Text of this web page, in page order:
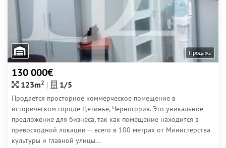
Продажа
130 000€
123m2 1/5
Продается просторное коммерческое помещение в
историческом городе Цетинье, Черногория. Это уникальное
предложение для бизнеса, так как помещение находится в
превосходной локации — всего в 100 метрах от Министерства
культуры и главной улицы...